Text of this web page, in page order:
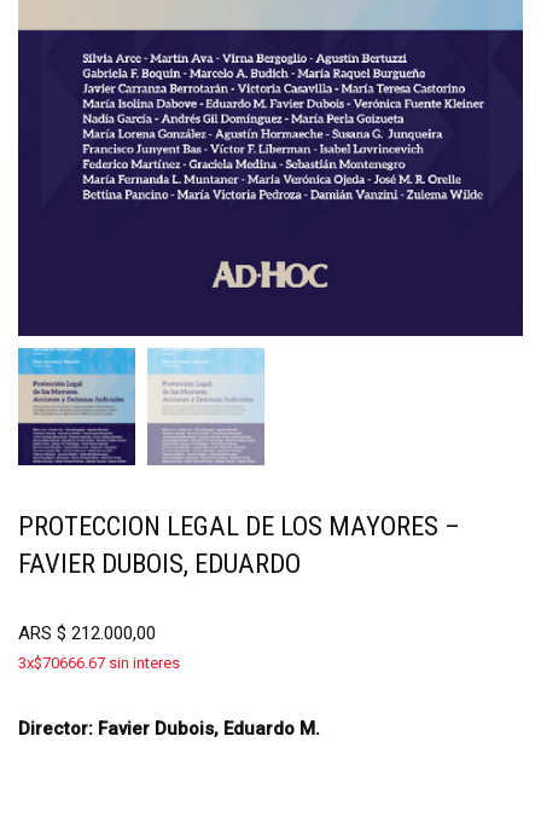
PROTECCION LEGAL DE LOS MAYORES –
FAVIER DUBOIS, EDUARDO
ARS $ 212.000,00
3x$70666.67 sin interes
Director: Favier Dubois, Eduardo M.